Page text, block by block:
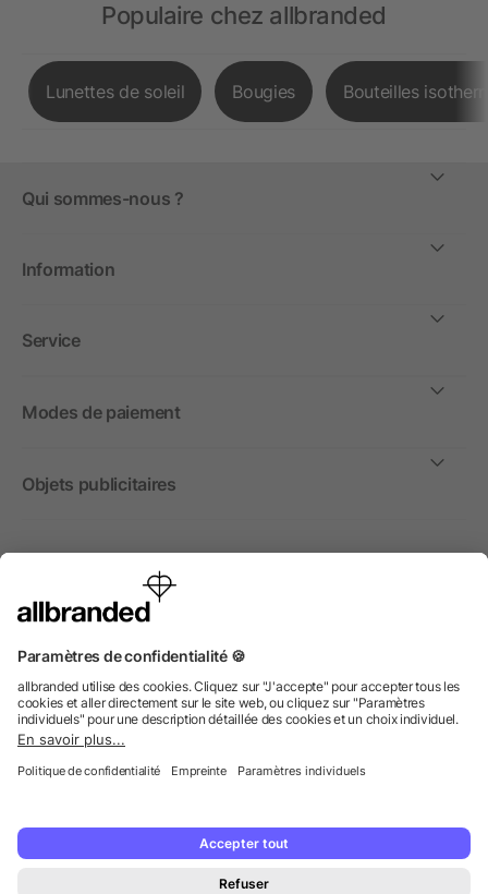
Populaire chez allbranded
Lunettes de soleil Bougies Bouteilles
Qui sommes-nous ?
Information
Service
Modes de paiement
Objets publicitaires
International
Nous commercialisons nos objets publicitaires et articles
non aux personnes privées.